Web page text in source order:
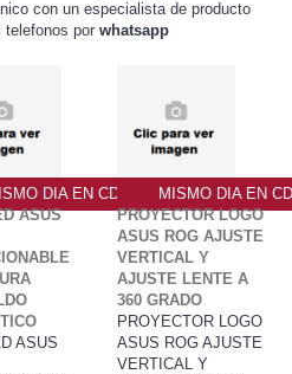
con un especialista de producto
por whatsapp
DIA EN CDMX
ASUS
ASUS
MISMO DIA EN
PROYECTOR LOGO
ASUS ROG AJUSTE
VERTICAL Y
AJUSTE LENTE A
360 GRADO
PROYECTOR LOGO
ASUS ROG AJUSTE
VERTICAL Y